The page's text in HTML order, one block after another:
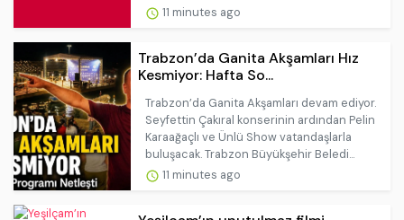
11 minutes ago
Trabzon’da Ganita Akşamları Hız
Kesmiyor: Hafta So...
Trabzon’da Ganita Akşamları devam ediyor.
Seyfettin Çakıral konserinin ardından Pelin
Karaağaçlı ve Ünlü Show vatandaşlarla
buluşacak. Trabzon Büyükşehir Beledi...
11 minutes ago